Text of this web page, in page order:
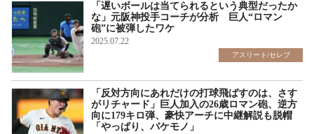
「遅いボールは当てられるという典型だったか
な」元阪神投手コーチが分析 巨人“ロマン
砲”に被弾したワケ
2025.07.22
アスリート/セレブ
「反対方向にあれだけの打球飛ばすのは、さす
がリチャード」巨人加入の26歳ロマン砲、逆方
向に179キロ弾、豪快アーチに中継解説も脱帽
「やっぱり、バケモノ」